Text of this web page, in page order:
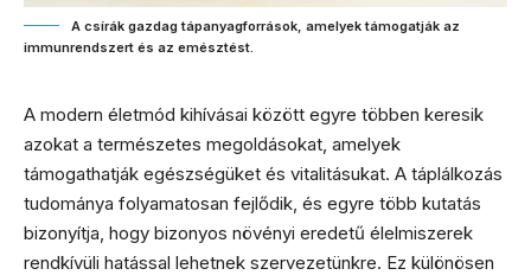
A csírák gazdag tápanyagforrások, amelyek támogatják az
immunrendszert és az emésztést.
A modern életmód kihívásai között egyre többen keresik
azokat a természetes megoldásokat, amelyek
támogathatják egészségüket és vitalitásukat. A táplálkozás
tudománya folyamatosan fejlődik, és egyre több kutatás
bizonyítja, hogy bizonyos növényi eredetű élelmiszerek
rendkívüli hatással lehetnek szervezetünkre. Ez különösen